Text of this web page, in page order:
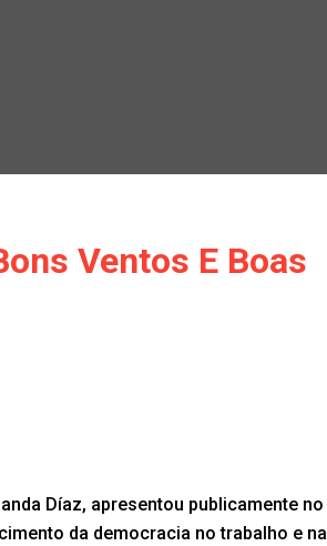
Ventos E Boas
Díaz, apresentou publicamente no
da democracia no trabalho e